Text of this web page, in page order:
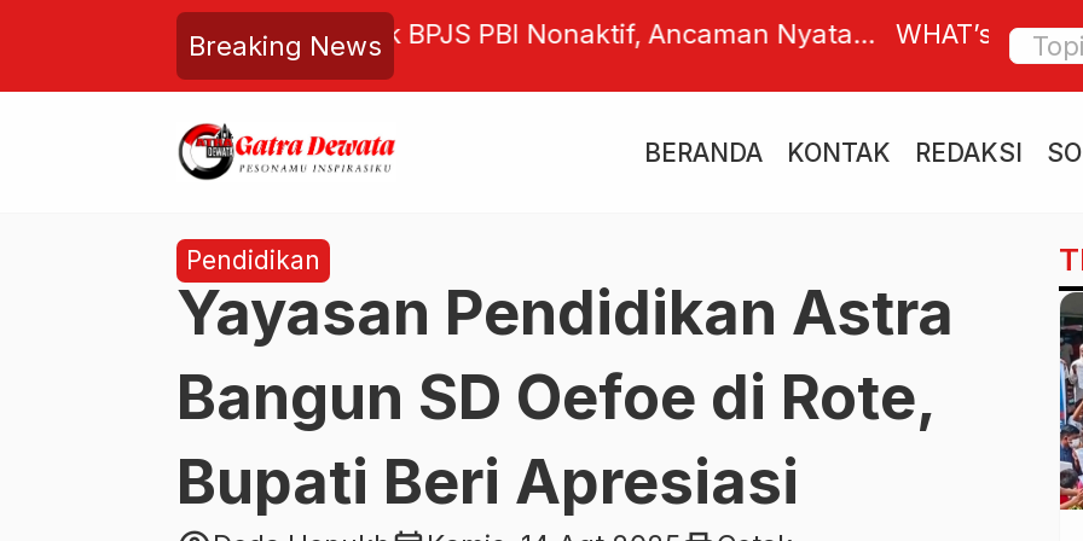
Breaking News
Nonaktif, Ancaman Nyata
WHAT’s NEXT, MR. PRESIDENT ?
BERANDA KONTAK REDAKSI
Pendidikan
Yayasan Pendidikan Astra
Bangun SD Oefoe di Rote,
Bupati Beri Apresiasi